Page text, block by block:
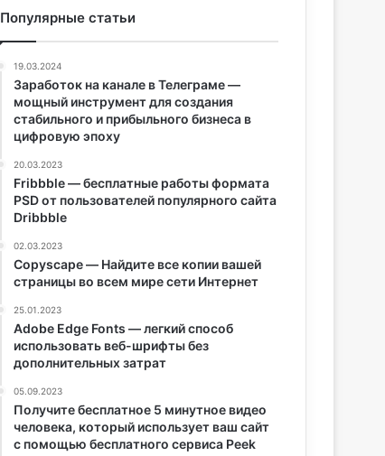
Популярные статьи
19.03.2024
Заработок на канале в Телеграме —
мощный инструмент для создания
стабильного и прибыльного бизнеса в
цифровую эпоху
20.03.2023
Fribbble — бесплатные работы формата
PSD от пользователей популярного сайта
Dribbble
02.03.2023
Copyscape — Найдите все копии вашей
страницы во всем мире сети Интернет
25.01.2023
Adobe Edge Fonts — легкий способ
использовать веб-шрифты без
дополнительных затрат
05.09.2023
Получите бесплатное 5 минутное видео
человека, который использует ваш сайт
с помощью бесплатного сервиса Peek